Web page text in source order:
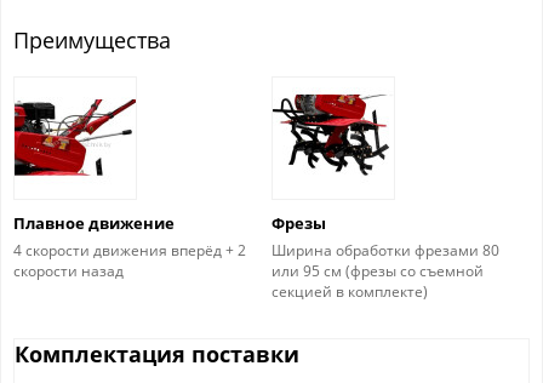
Преимущества
Плавное движение
4 скорости движения вперёд + 2
скорости назад
Фрезы
Ширина обработки фрезами 80
или 95 см (фрезы со съемной
секцией в комплекте)
Комплектация поставки